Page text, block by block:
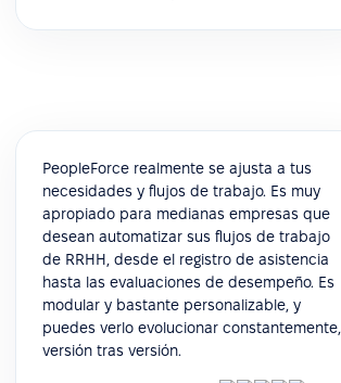
PeopleForce realmente se ajusta a tus
necesidades y flujos de trabajo. Es muy
apropiado para medianas empresas que
desean automatizar sus flujos de trabajo
de RRHH, desde el registro de asistencia
hasta las evaluaciones de desempeño. Es
modular y bastante personalizable, y
puedes verlo evolucionar constantemente,
versión tras versión.